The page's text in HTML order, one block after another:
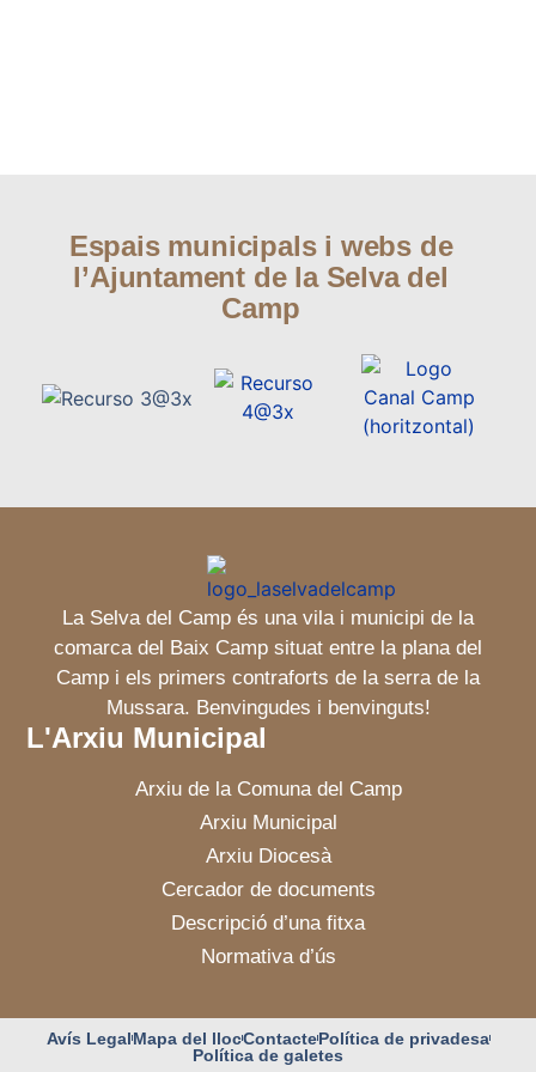
Espais municipals i webs de
l’Ajuntament de la Selva del
Camp
La Selva del Camp és una vila i municipi de la
comarca del Baix Camp situat entre la plana del
Camp i els primers contraforts de la serra de la
Mussara. Benvingudes i benvinguts!
L'Arxiu Municipal
Arxiu de la Comuna del Camp
Arxiu Municipal
Arxiu Diocesà
Cercador de documents
Descripció d’una fitxa
Normativa d’ús
Avís LegalMapa del llocContactePolítica de privadesa
Política de galetes